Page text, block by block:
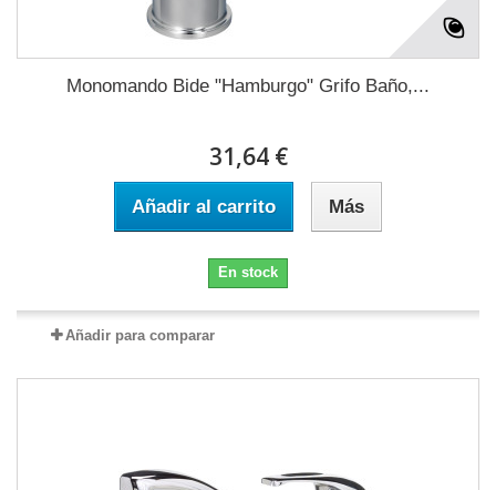
Monomando Bide "Hamburgo" Grifo Baño,...
31,64 €
Añadir al carrito Más
En stock
Añadir para comparar